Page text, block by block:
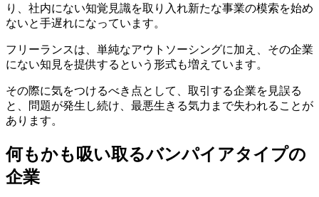
り、社内にない知覚見識を取り入れ新たな事業の模索を始め
ないと手遅れになっています。
フリーランスは、単純なアウトソーシングに加え、その企業
にない知見を提供するという形式も増えています。
その際に気をつけるべき点として、取引する企業を見誤る
と、問題が発生し続け、最悪生きる気力まで失われることが
あります。
何もかも吸い取るバンパイアタイプの
企業